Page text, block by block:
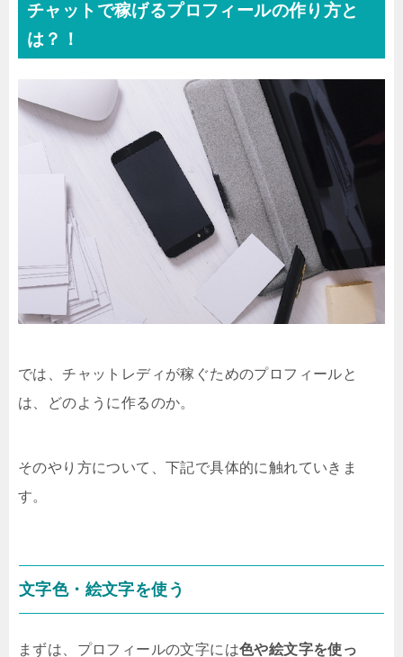
チャットで稼げるプロフィールの作り方と
は？！
では、チャットレディが稼ぐためのプロフィールと
は、どのように作るのか。
そのやり方について、下記で具体的に触れていきま
す。
文字色・絵文字を使う
まずは、プロフィールの文字には色や絵文字を使っ